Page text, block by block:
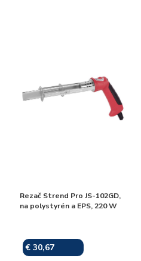
Rezač Strend Pro JS-102GD,
na polystyrén a EPS, 220 W
€ 30,67